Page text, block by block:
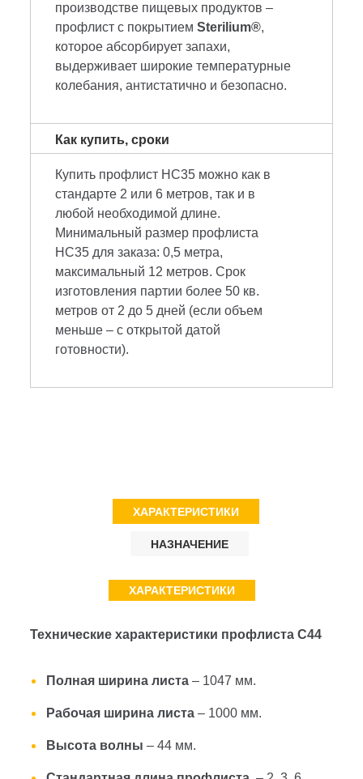
производстве пищевых продуктов –
профлист с покрытиемSterilium®,
которое абсорбирует запахи,
выдерживает широкие температурные
колебания, антистатично и безопасно.
Как купить, сроки
Купить профлист НС35 можно как в
стандарте 2 или 6 метров, так и в
любой необходимой длине.
Минимальный размер профлиста
НС35 для заказа: 0,5 метра,
максимальный 12 метров. Срок
изготовления партии более 50 кв.
метров от 2 до 5 дней (если объем
меньше – с открытой датой
готовности).
ХАРАКТЕРИСТИКИ
НАЗНАЧЕНИЕ
ХАРАКТЕРИСТИКИ
Технические характеристики профлиста С44
Полная ширина листа – 1047 мм.
Рабочая ширина листа – 1000 мм.
Высота волны – 44 мм.